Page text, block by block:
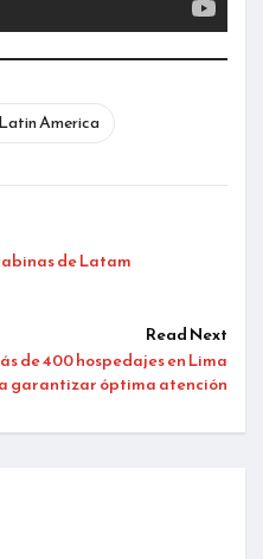
America
de Latam
Read Next
de 400 hospedajes en Lima
garantizar óptima atención